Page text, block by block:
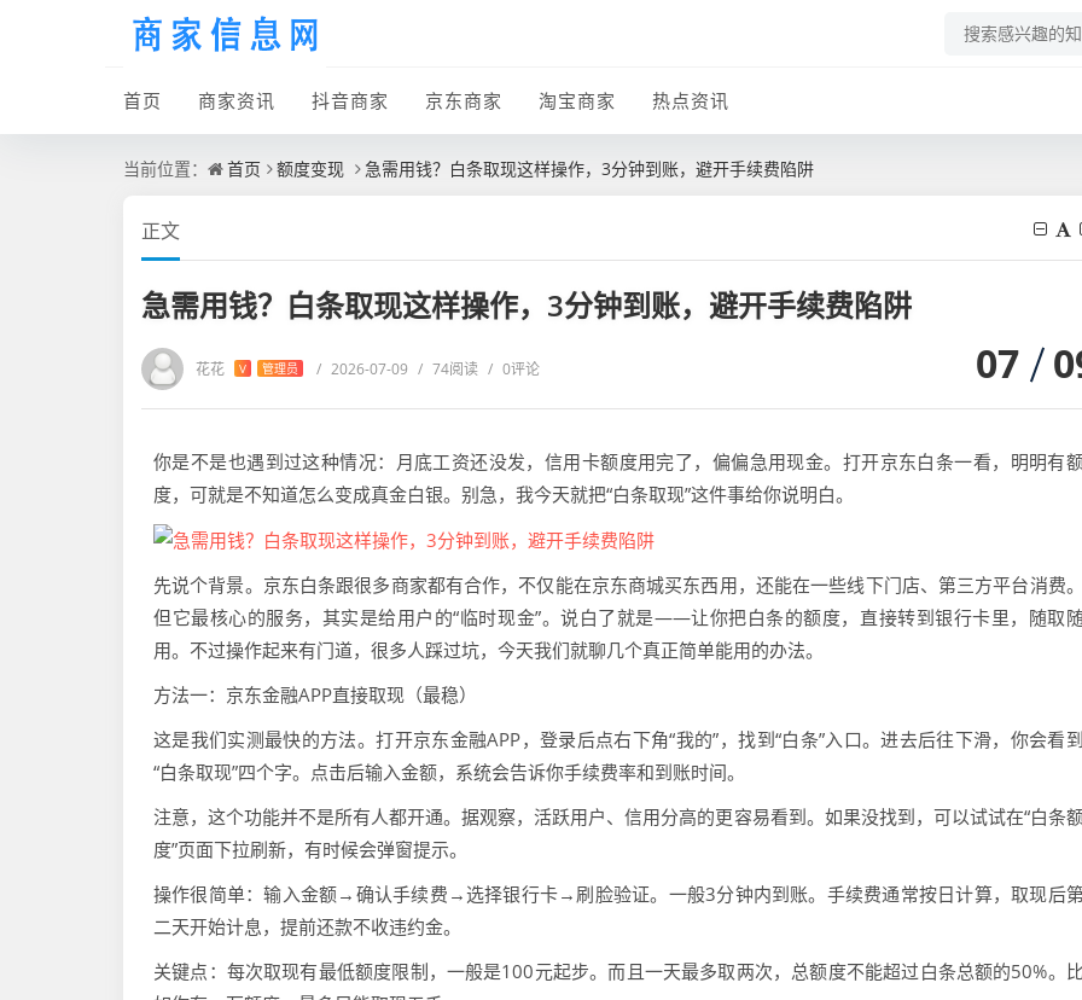
首页 商家资讯 抖音商家 京东商家 淘宝商家 热点资讯
当前位置： 首页 额度变现 急需用钱？白条取现这样操作，3分钟到账，避开手续费陷阱
正文
急需用钱？白条取现这样操作，3分钟到账，避开手续费陷阱
花花 V 管理员 / 2026-07-09 / 74阅读 / 0评论 07
你是不是也遇到过这种情况：月底工资还没发，信用卡额度用完了，偏偏急用现金。打开京东白条一看，明明有
度，可就是不知道怎么变成真金白银。别急，我今天就把“白条取现”这件事给你说明白。
先说个背景。京东白条跟很多商家都有合作，不仅能在京东商城买东西用，还能在一些线下门店、第三方平台消费。
但它最核心的服务，其实是给用户的“临时现金”。说白了就是——让你把白条的额度，直接转到银行卡里，随取
用。不过操作起来有门道，很多人踩过坑，今天我们就聊几个真正简单能用的办法。
方法一：京东金融APP直接取现（最稳）
这是我们实测最快的方法。打开京东金融APP，登录后点右下角“我的”，找到“白条”入口。进去后往下滑，你会看到
“白条取现”四个字。点击后输入金额，系统会告诉你手续费率和到账时间。
注意，这个功能并不是所有人都开通。据观察，活跃用户、信用分高的更容易看到。如果没找到，可以试试在“白条
度”页面下拉刷新，有时候会弹窗提示。
操作很简单：输入金额→确认手续费→选择银行卡→刷脸验证。一般3分钟内到账。手续费通常按日计算，取现后
二天开始计息，提前还款不收违约金。
关键点：每次取现有最低额度限制，一般是100元起步。而且一天最多取两次，总额度不能超过白条总额的50%。比